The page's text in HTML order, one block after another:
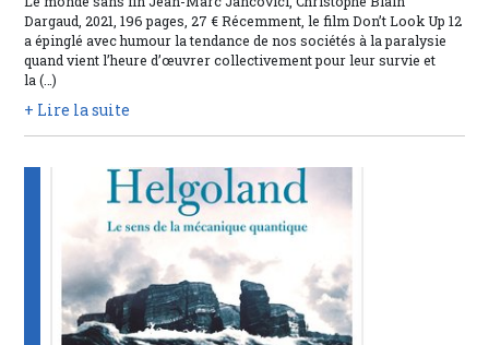
Dargaud, 2021, 196 pages, 27 € Récemment, le film Don’t Look Up 12
a épinglé avec humour la tendance de nos sociétés à la paralysie
quand vient l’heure d’œuvrer collectivement pour leur survie et
la (…)
+ Lire la suite